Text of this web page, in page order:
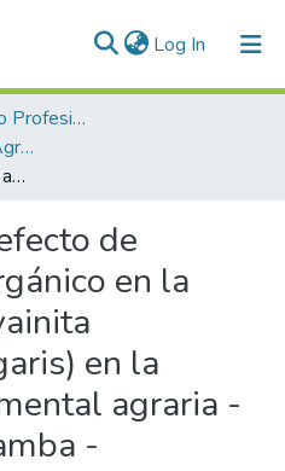
Log In (current)
Licenciatura - Título Profesional
Escuela Profesional de Agronomía
Evaluación del efecto de abonamiento orgánico en la producción de vainita (phaseolus vulgaris) en la estación experimental agraria - Inia - Chumbibamba - Andahuaylas
de
en la
en la
agraria -
-